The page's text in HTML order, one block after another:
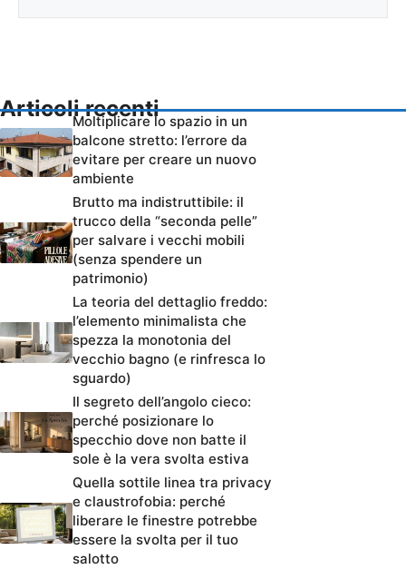
Articoli recenti
Moltiplicare lo spazio in un
balcone stretto: l’errore da
evitare per creare un nuovo
ambiente
Brutto ma indistruttibile: il
trucco della “seconda pelle”
per salvare i vecchi mobili
(senza spendere un
patrimonio)
La teoria del dettaglio freddo:
l’elemento minimalista che
spezza la monotonia del
vecchio bagno (e rinfresca lo
sguardo)
Il segreto dell’angolo cieco:
perché posizionare lo
specchio dove non batte il
sole è la vera svolta estiva
Quella sottile linea tra privacy
e claustrofobia: perché
liberare le finestre potrebbe
essere la svolta per il tuo
salotto